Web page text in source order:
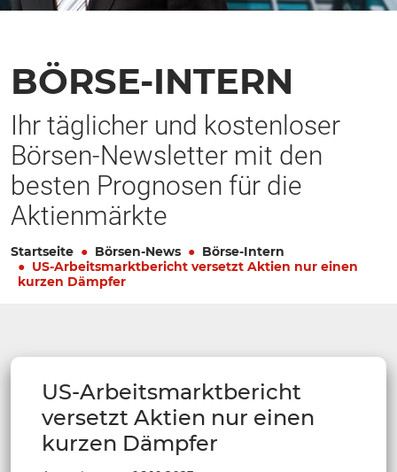
BÖRSE-INTERN
Ihr täglicher und kostenloser
Börsen-Newsletter mit den
besten Prognosen für die
Aktienmärkte
Startseite Börsen-News
Börse-Intern
US-Arbeitsmarktbericht versetzt Aktien nur einen
kurzen Dämpfer
US-Arbeitsmarktbericht
versetzt Aktien nur einen
kurzen Dämpfer